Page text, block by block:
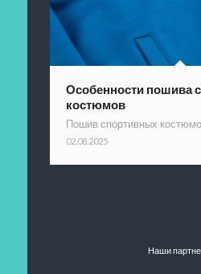
Особенности пошива
костюмов
Пошив спортивных
02.08.2025
Наши